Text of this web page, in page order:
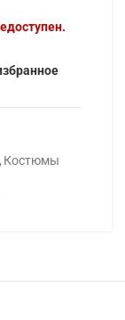
, Костюмы